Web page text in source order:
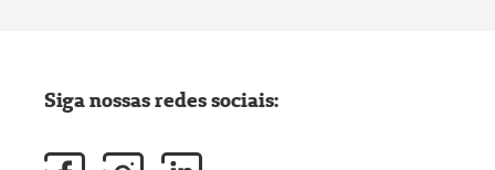
Siga nossas redes sociais: